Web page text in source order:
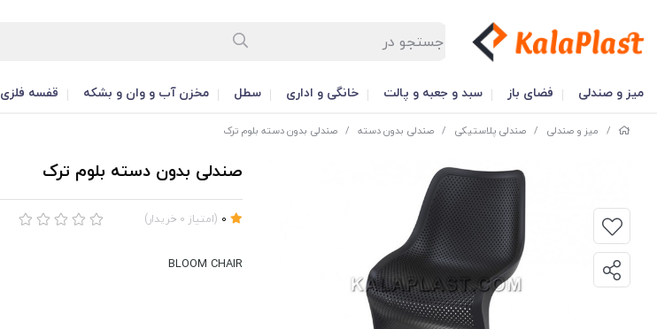
میز و صندلی فضای باز سبد و جعبه و پالت خانگی و اداری سطل مخزن آب و وان و بشکه قفسه فلزی
/ میز و صندلی / صندلی پلاستیکی / صندلی بدون دسته / صندلی بدون دسته بلوم ترک
صندلی بدون دسته بلوم ترک
(امتیاز 0 خریدار)
BLOOM CHAIR